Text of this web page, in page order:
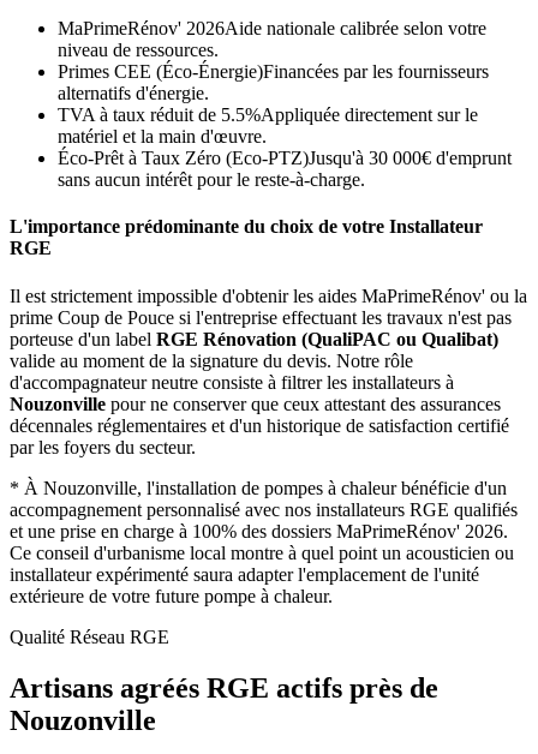
MaPrimeRénov' 2026Aide nationale calibrée selon votre
niveau de ressources.
Primes CEE (Éco-Énergie)Financées par les fournisseurs
alternatifs d'énergie.
TVA à taux réduit de 5.5%Appliquée directement sur le
matériel et la main d'œuvre.
Éco-Prêt à Taux Zéro (Eco-PTZ)Jusqu'à 30 000€ d'emprunt
sans aucun intérêt pour le reste-à-charge.
L'importance prédominante du choix de votre Installateur
RGE
Il est strictement impossible d'obtenir les aides MaPrimeRénov' ou la
prime Coup de Pouce si l'entreprise effectuant les travaux n'est pas
porteuse d'un label RGE Rénovation (QualiPAC ou Qualibat)
valide au moment de la signature du devis. Notre rôle
d'accompagnateur neutre consiste à filtrer les installateurs à
Nouzonville pour ne conserver que ceux attestant des assurances
décennales réglementaires et d'un historique de satisfaction certifié
par les foyers du secteur.
* À Nouzonville, l'installation de pompes à chaleur bénéficie d'un
accompagnement personnalisé avec nos installateurs RGE qualifiés
et une prise en charge à 100% des dossiers MaPrimeRénov' 2026.
Ce conseil d'urbanisme local montre à quel point un acousticien ou
installateur expérimenté saura adapter l'emplacement de l'unité
extérieure de votre future pompe à chaleur.
Qualité Réseau RGE
Artisans agréés RGE actifs près de
Nouzonville